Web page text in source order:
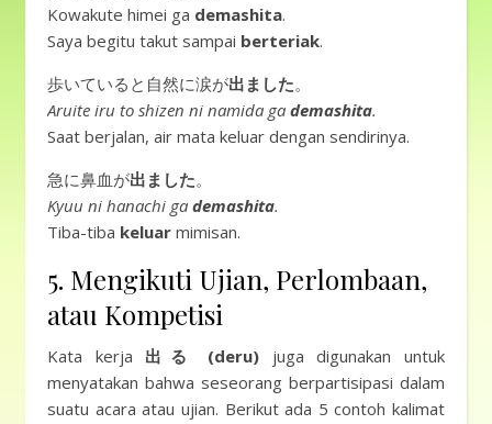
Kowakute himei ga demashita.
Saya begitu takut sampai berteriak.
歩いていると自然に涙が出ました。
Aruite iru to shizen ni namida ga demashita.
Saat berjalan, air mata keluar dengan sendirinya.
急に鼻血が出ました。
Kyuu ni hanachi ga demashita.
Tiba-tiba keluar mimisan.
5. Mengikuti Ujian, Perlombaan,
atau Kompetisi
Kata kerja 出る (deru) juga digunakan untuk
menyatakan bahwa seseorang berpartisipasi dalam
suatu acara atau ujian. Berikut ada 5 contoh kalimat